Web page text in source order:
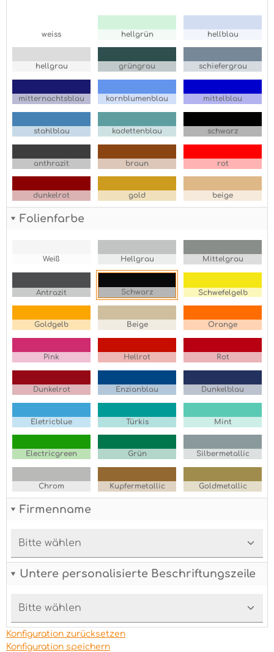
weiss hellgrün hellblau
hellgrau grüngrau schiefergrau
mitternachtsblau kornblumenblau mittelblau
stahlblau kadettenblau schwarz
anthrazit braun rot
dunkelrot gold beige
Folienfarbe
Weiß Hellgrau Mittelgrau
Antrazit Schwarz Schwefelgelb
Goldgelb Beige Orange
Pink Hellrot Rot
Dunkelrot Enzianblau Dunkelblau
Eletricblue Türkis Mint
Electricgreen Grün Silbermetallic
Chrom Kupfermetallic Goldmetallic
Firmenname
Untere personalisierte Beschriftungszeile
Konfiguration zurücksetzen
Konfiguration speichern